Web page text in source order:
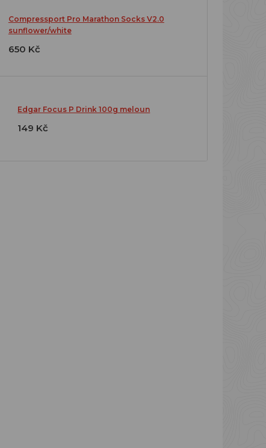
Compressport Pro Marathon Socks V2.0
sunflower/white
650 Kč
Edgar Focus P Drink 100g meloun
149 Kč